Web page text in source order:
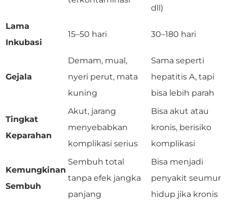
dll)
Lama
Inkubasi
15–50 hari 30–180 hari
Gejala
Demam, mual,
nyeri perut, mata
kuning
Sama seperti
hepatitis A, tapi
bisa lebih parah
Tingkat
Keparahan
Akut, jarang
menyebabkan
komplikasi serius
Bisa akut atau
kronis, berisiko
komplikasi
Kemungkinan
Sembuh
Sembuh total
tanpa efek jangka
panjang
Bisa menjadi
penyakit seumur
hidup jika kronis